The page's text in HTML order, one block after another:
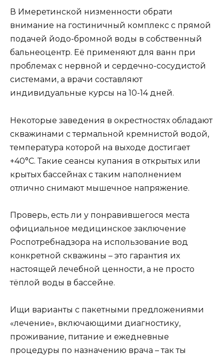
В Имеретинской низменности обрати
внимание на гостиничный комплекс с прямой
подачей йодо-бромной воды в собственный
бальнеоцентр. Её применяют для ванн при
проблемах с нервной и сердечно-сосудистой
системами, а врачи составляют
индивидуальные курсы на 10-14 дней.
Некоторые заведения в окрестностях обладают
скважинами с термальной кремнистой водой,
температура которой на выходе достигает
+40°C. Такие сеансы купания в открытых или
крытых бассейнах с таким наполнением
отлично снимают мышечное напряжение.
Проверь, есть ли у понравившегося места
официальное медицинское заключение
Роспотребнадзора на использование вод
конкретной скважины – это гарантия их
настоящей лечебной ценности, а не просто
тёплой воды в бассейне.
Ищи варианты с пакетными предложениями
«лечение», включающими диагностику,
проживание, питание и ежедневные
процедуры по назначению врача – так ты